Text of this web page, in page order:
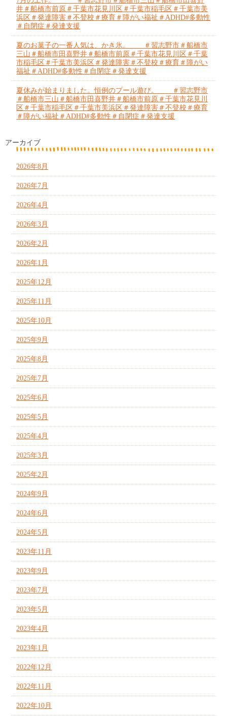
井＃船橋市前原＃千葉市花見川区＃千葉市稲毛区＃千葉市美
浜区＃発達障害＃不登校＃療育＃障がい福祉＃ADHD#多動性
＃自閉症＃発達支援
夏のお菓子の一番人気は、かき氷。 ＃習志野市＃船橋市
三山＃船橋市田喜野井＃船橋市前原＃千葉市花見川区＃千葉
市稲毛区＃千葉市美浜区＃発達障害＃不登校＃療育＃障がい
福祉＃ADHD#多動性＃自閉症＃発達支援
夏休みが始まりました。恒例のプール遊び。 ＃習志野市
＃船橋市三山＃船橋市田喜野井＃船橋市前原＃千葉市花見川
区＃千葉市稲毛区＃千葉市美浜区＃発達障害＃不登校＃療育
＃障がい福祉＃ADHD#多動性＃自閉症＃発達支援
アーカイブ
2026年8月
2026年7月
2026年4月
2026年3月
2026年2月
2026年1月
2025年12月
2025年11月
2025年10月
2025年9月
2025年8月
2025年7月
2025年6月
2025年5月
2025年4月
2025年3月
2025年2月
2024年9月
2024年6月
2024年5月
2023年11月
2023年9月
2023年7月
2023年5月
2023年4月
2023年1月
2022年12月
2022年11月
2022年10月